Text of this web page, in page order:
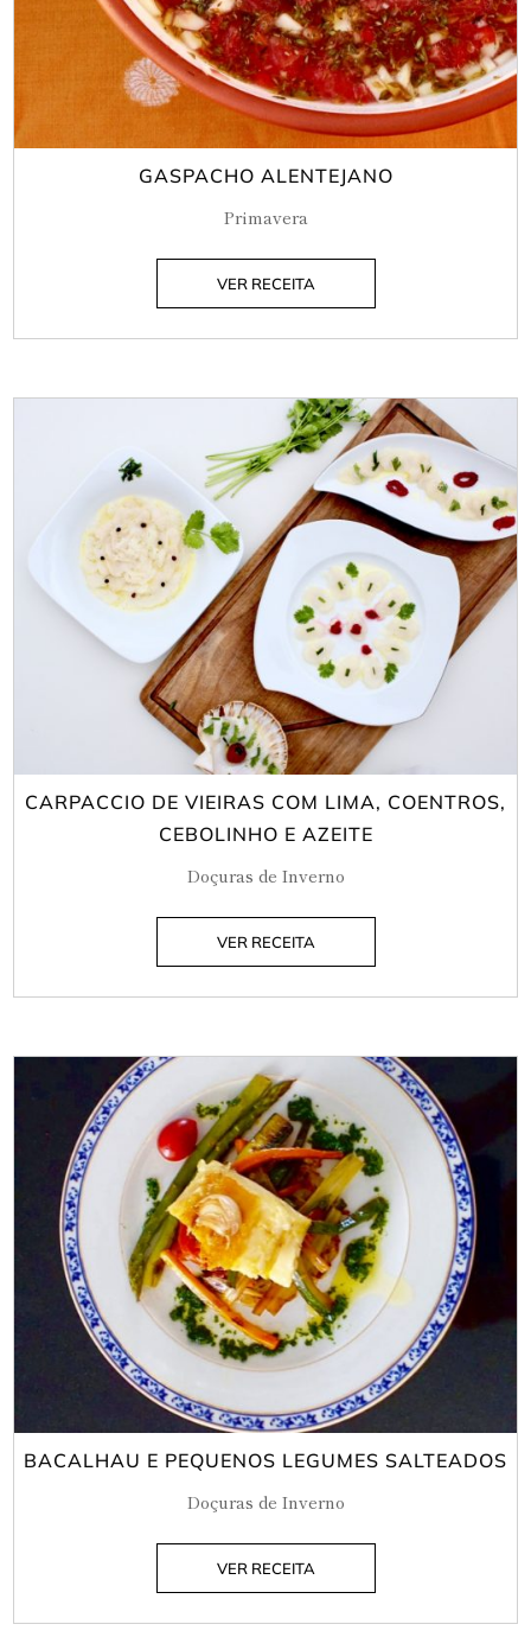
GASPACHO ALENTEJANO
Primavera
VER RECEITA
CARPACCIO DE VIEIRAS COM LIMA, COENTROS,
CEBOLINHO E AZEITE
Doçuras de Inverno
VER RECEITA
BACALHAU E PEQUENOS LEGUMES SALTEADOS
Doçuras de Inverno
VER RECEITA